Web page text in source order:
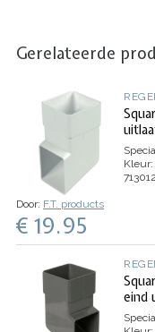
Gerelateerde
Door: F.T. products
€ 19.95
eind